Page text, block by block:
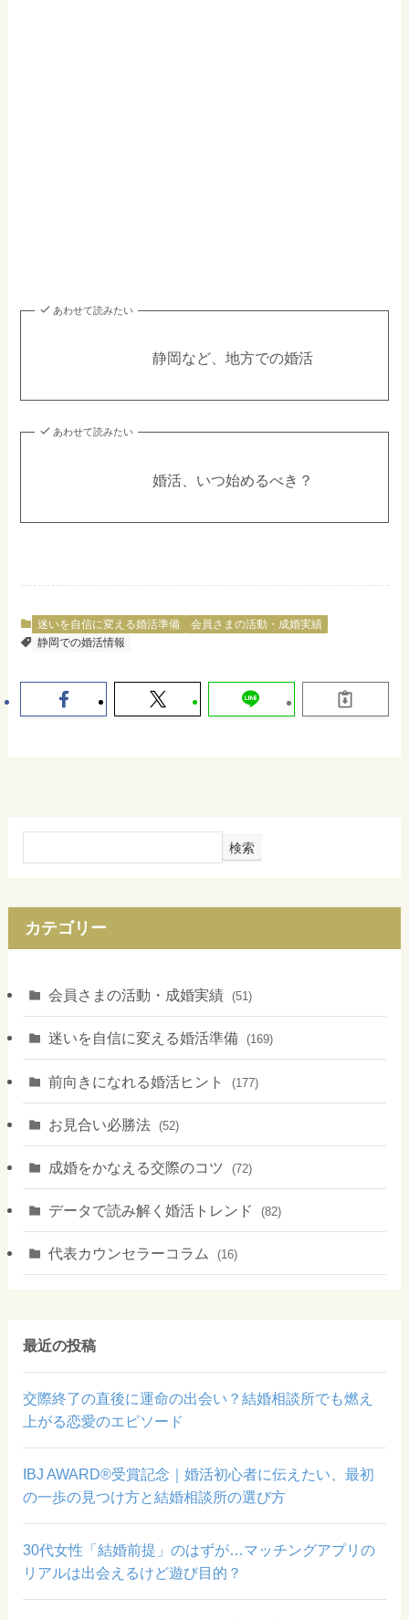
あわせて読みたい
静岡など、地方での婚活
あわせて読みたい
婚活、いつ始めるべき？
迷いを自信に変える婚活準備
会員さまの活動・成婚実績
静岡での婚活情報
検索
カテゴリー
会員さまの活動・成婚実績 (51)
迷いを自信に変える婚活準備 (169)
前向きになれる婚活ヒント (177)
お見合い必勝法 (52)
成婚をかなえる交際のコツ (72)
データで読み解く婚活トレンド (82)
代表カウンセラーコラム (16)
最近の投稿
交際終了の直後に運命の出会い？結婚相談所でも燃え
上がる恋愛のエピソード
IBJ AWARD®受賞記念｜婚活初心者に伝えたい、最初
の一歩の見つけ方と結婚相談所の選び方
30代女性「結婚前提」のはずが…マッチングアプリの
リアルは出会えるけど遊び目的？